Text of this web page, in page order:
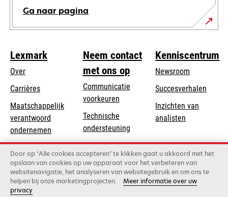
Ga naar pagina
Lexmark
Over
Carrières
Maatschappelijk
verantwoord
ondernemen
in
a
new
tab
Duurzaamheid
Lexmark Partners
Neem contact
met ons op
Communicatie
voorkeuren
Technische
ondersteuningopens
in
a
new
tab
Product registratie
Vind een dealer
Kenniscentrum
Newsroom
Succesverhalen
Inzichten van
analisten
Door op “Alle cookies accepteren” te klikken gaat u akkoord met het
opslaan van cookies op uw apparaat voor het verbeteren van
websitenavigatie, het analyseren van websitegebruik en om ons te
helpen bij onze marketingprojecten.
Meer informatie over uw
privacy